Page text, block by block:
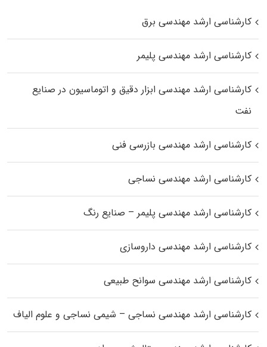
کارشناسی ارشد مهندسی برق
کارشناسی ارشد مهندسی پلیمر
کارشناسی ارشد مهندسی ابزار دقیق و اتوماسیون در صنایع
نفت
کارشناسی ارشد مهندسی بازرسی فنی
کارشناسی ارشد مهندسی نساجی
کارشناسی ارشد مهندسی پلیمر – صنایع رنگ
کارشناسی ارشد مهندسی داروسازی
کارشناسی ارشد مهندسی سوانح طبیعی
کارشناسی ارشد مهندسی نساجی – شیمی نساجی و علوم الیاف